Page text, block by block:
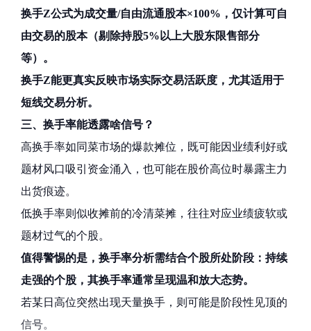
换手Z公式为成交量/自由流通股本×100%，仅计算可自
由交易的股本（剔除持股5%以上大股东限售部分
等）。
换手Z能更真实反映市场实际交易活跃度，尤其适用于
短线交易分析。
三、换手率能透露啥信号？
高换手率如同菜市场的爆款摊位，既可能因业绩利好或
题材风口吸引资金涌入，也可能在股价高位时暴露主力
出货痕迹。
低换手率则似收摊前的冷清菜摊，往往对应业绩疲软或
题材过气的个股。
值得警惕的是，换手率分析需结合个股所处阶段：持续
走强的个股，其换手率通常呈现温和放大态势。
若某日高位突然出现天量换手，则可能是阶段性见顶的
信号。